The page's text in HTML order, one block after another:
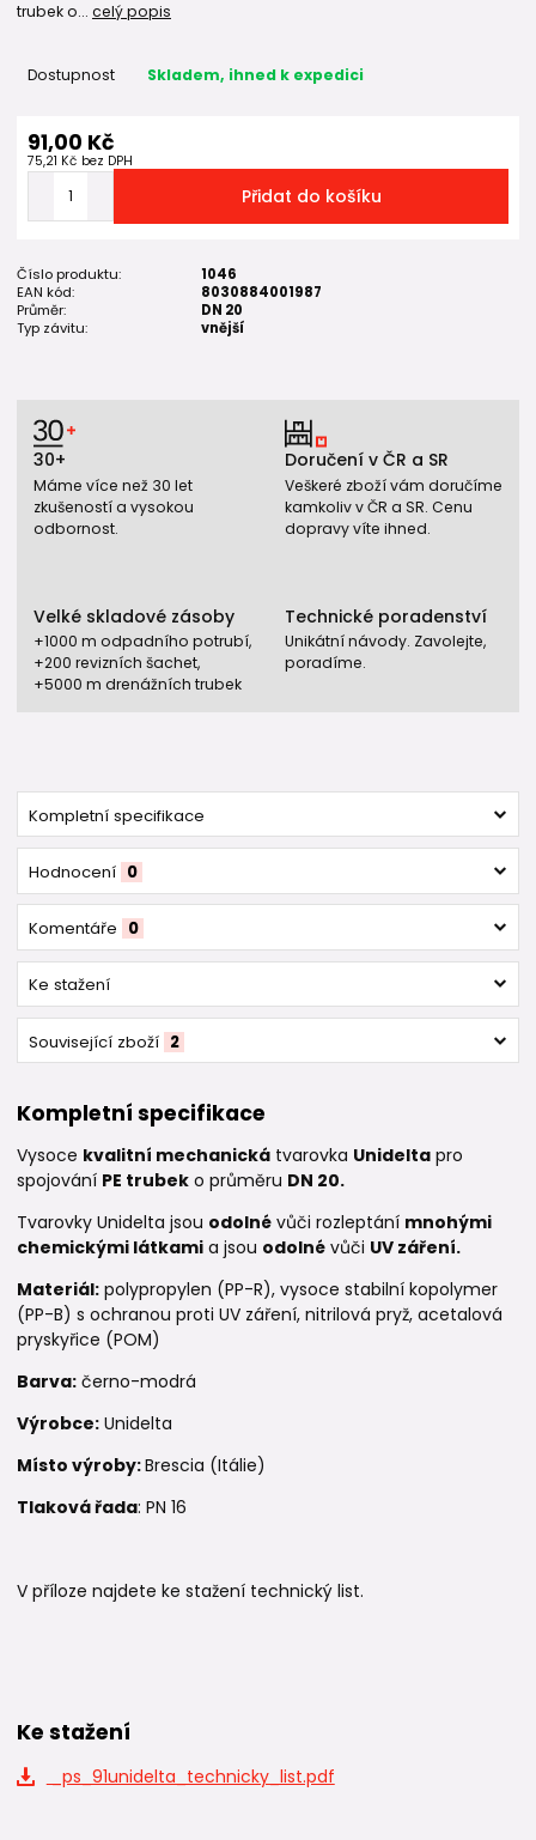
trubek o... celý popis
Dostupnost Skladem, ihned k expedici
91,00 Kč
75,21 Kč bez DPH
Přidat do košíku
Číslo produktu:
1046
EAN kód:
8030884001987
Průměr:
DN 20
Typ závitu:
vnější
30+
Máme více než 30 let
zkušeností a vysokou
odbornost.
Doručení v ČR a SR
Veškeré zboží vám doručíme
kamkoliv v ČR a SR. Cenu
dopravy víte ihned.
Velké skladové zásoby
+1000 m odpadního potrubí,
+200 revizních šachet,
+5000 m drenážních trubek
Technické poradenství
Unikátní návody. Zavolejte,
poradíme.
Kompletní specifikace
Hodnocení 0
Komentáře 0
Ke stažení
Související zboží 2
Kompletní specifikace
Vysoce kvalitní mechanická tvarovka Unidelta pro
spojování PE trubek o průměru DN 20.
Tvarovky Unidelta jsou odolné vůči rozleptání mnohými
chemickými látkami a jsou odolné vůči UV záření.
Materiál: polypropylen (PP-R), vysoce stabilní kopolymer
(PP-B) s ochranou proti UV záření, nitrilová pryž, acetalová
pryskyřice (POM)
Barva: černo-modrá
Výrobce: Unidelta
Místo výroby:Brescia (Itálie)
Tlaková řada: PN 16
V příloze najdete ke stažení technický list.
Ke stažení
_ps_91unidelta_technicky_list.pdf